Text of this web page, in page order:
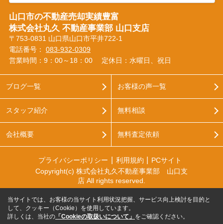
山口市の不動産売却実績豊富
株式会社丸久 不動産事業部 山口支店
〒753-0831 山口県山口市平井722-1
電話番号： 083-932-0309
営業時間：9：00～18：00
定休日：水曜日、祝日
ブログ一覧
スタッフ紹介
会社概要
お客様の声一覧
無料相談
無料査定依頼
プライバシーポリシー 利用規約
PCサイト
Copyright(c) 株式会社丸久不動産事業部 山口支
店 All rights reserved.
当サイトでは、お客様の当サイト利用状況把握、サービス向上検討を目的と
して、クッキー（Cookie）を使用しています。
詳しくは、当社の 「Cookieの取扱いについて」 をご確認ください。